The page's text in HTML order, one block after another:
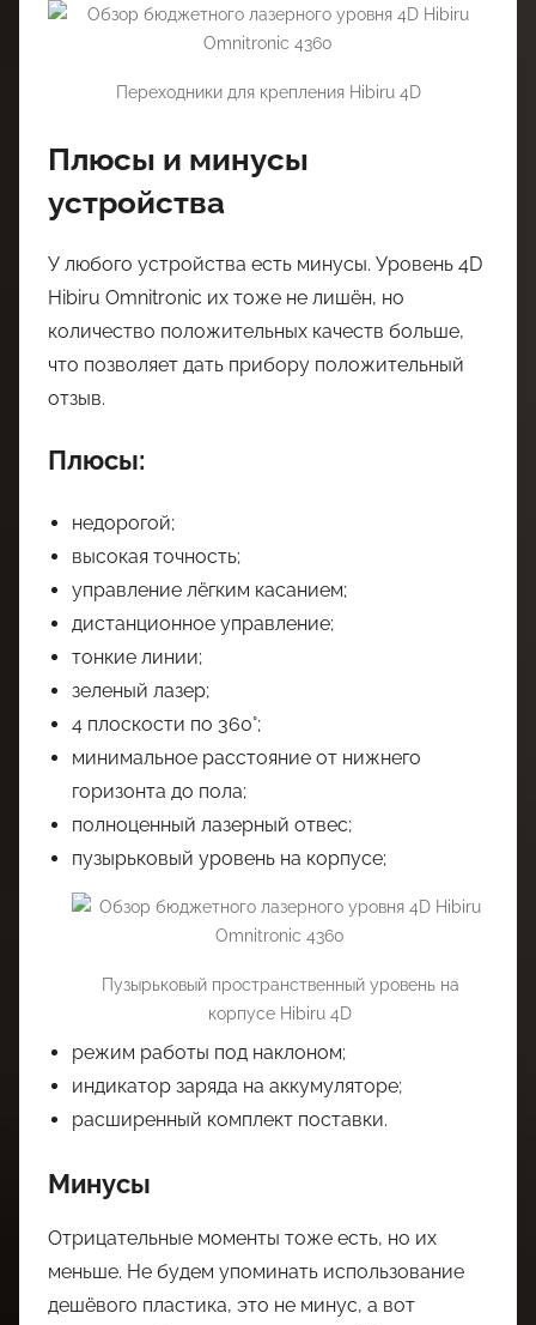
Переходники для крепления Hibiru 4D
Плюсы и минусы
устройства
У любого устройства есть минусы. Уровень 4D
Hibiru Omnitronic их тоже не лишён, но
количество положительных качеств больше,
что позволяет дать прибору положительный
отзыв.
Плюсы:
недорогой;
высокая точность;
управление лёгким касанием;
дистанционное управление;
тонкие линии;
зеленый лазер;
4 плоскости по 360°;
минимальное расстояние от нижнего
горизонта до пола;
полноценный лазерный отвес;
пузырьковый уровень на корпусе;
Пузырьковый пространственный уровень на
корпусе Hibiru 4D
режим работы под наклоном;
индикатор заряда на аккумуляторе;
расширенный комплект поставки.
Минусы
Отрицательные моменты тоже есть, но их
меньше. Не будем упоминать использование
дешёвого пластика, это не минус, а вот